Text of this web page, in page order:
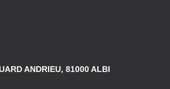
ANDRIEU, 81000 ALBI